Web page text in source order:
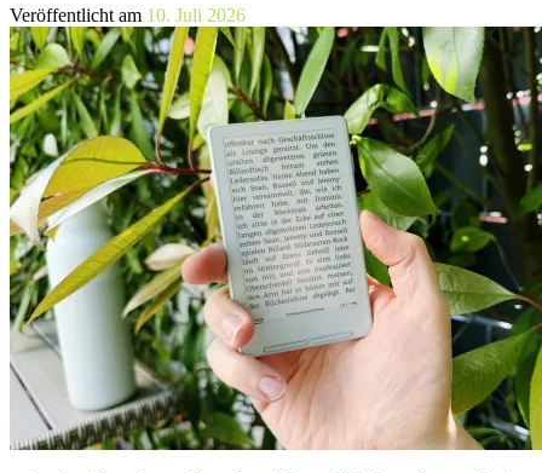
Veröffentlicht am 10. Juli 2026